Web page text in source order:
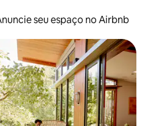
seu espaço no Airbnb